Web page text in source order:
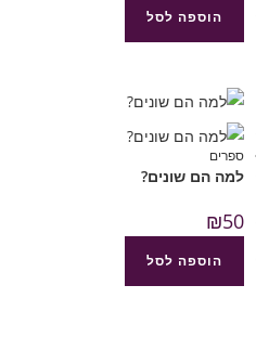
הוספה לסל
ספרים
למה הם שונים?
₪50
הוספה לסל